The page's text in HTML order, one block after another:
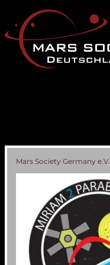
Mars Society Germany e.V.